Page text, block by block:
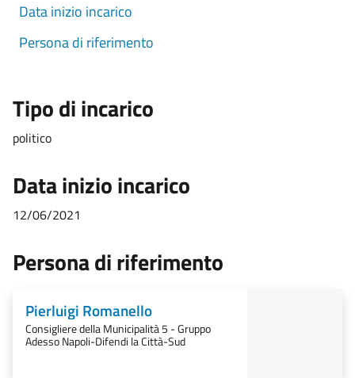
Data inizio incarico
Persona di riferimento
Tipo di incarico
politico
Data inizio incarico
12/06/2021
Persona di riferimento
Pierluigi Romanello
Consigliere della Municipalità 5 - Gruppo
Adesso Napoli-Difendi la Città-Sud